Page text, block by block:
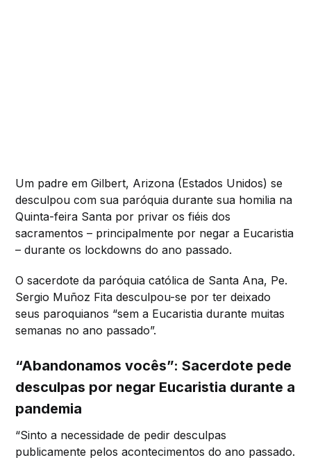
Um padre em Gilbert, Arizona (Estados Unidos) se
desculpou com sua paróquia durante sua homilia na
Quinta-feira Santa por privar os fiéis dos
sacramentos – principalmente por negar a Eucaristia
– durante os lockdowns do ano passado.
O sacerdote da paróquia católica de Santa Ana, Pe.
Sergio Muñoz Fita desculpou-se por ter deixado
seus paroquianos “sem a Eucaristia durante muitas
semanas no ano passado”.
“Abandonamos vocês”: Sacerdote pede
desculpas por negar Eucaristia durante a
pandemia
“Sinto a necessidade de pedir desculpas
publicamente pelos acontecimentos do ano passado.